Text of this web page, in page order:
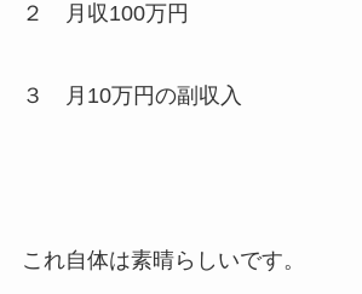
２ 月収100万円
３ 月10万円の副収入
これ自体は素晴らしいです。